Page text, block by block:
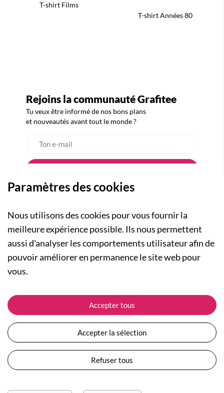
T-shirt Films
T-shirt Années 80
Rejoins la communauté Grafitee
Tu veux être informé de nos bons plans
et nouveautés avant tout le monde ?
A PROPOS
Qui sommes-nous ?
Actualités
Nos engagements
Plan du site
Devenir revendeur
NOS RUBRIQUES
Collection Femme
Collection Enfants
Les Totebags
Nos différents thèmes
ASSISTANCE
Suivre ma commande
Expédition et livraison
Retour et remboursement
Moyens de paiement
Questions / Réponses
Conditions générales de vente
Protection des données personnelles
Paramètres des cookies
Nous utilisons des cookies pour vous fournir la
meilleure expérience possible. Ils nous permettent
aussi d'analyser les comportements utilisateur afin de
pouvoir améliorer en permanence le site web pour
vous.
Accepter tous
Accepter la sélection
Refuser tous